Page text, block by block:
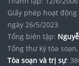
Giấy phép hoạt động
ngày 26/5/2023
Tổng biên tập:
Tổng thư ký tòa
Tòa soạn và trị sự: